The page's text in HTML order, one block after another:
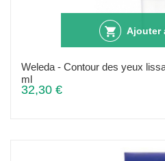
Ajouter
Weleda - Contour des yeux
ml
32,30 €